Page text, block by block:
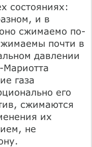
состояниях:
и в
сжимаемо по-
почти в
давлении
Мариотта
газа
его
сжимаются
их
не